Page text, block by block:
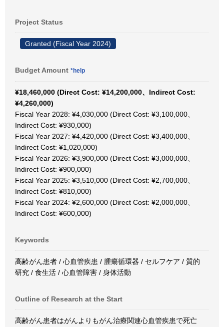
Project Status
Granted (Fiscal Year 2024)
Budget Amount *help
¥18,460,000 (Direct Cost: ¥14,200,000、Indirect Cost:
¥4,260,000)
Fiscal Year 2028: ¥4,030,000 (Direct Cost: ¥3,100,000、
Indirect Cost: ¥930,000)
Fiscal Year 2027: ¥4,420,000 (Direct Cost: ¥3,400,000、
Indirect Cost: ¥1,020,000)
Fiscal Year 2026: ¥3,900,000 (Direct Cost: ¥3,000,000、
Indirect Cost: ¥900,000)
Fiscal Year 2025: ¥3,510,000 (Direct Cost: ¥2,700,000、
Indirect Cost: ¥810,000)
Fiscal Year 2024: ¥2,600,000 (Direct Cost: ¥2,000,000、
Indirect Cost: ¥600,000)
Keywords
高齢がん患者 / 心血管疾患 / 腫瘍循環器 / セルフケア / 質的
研究 / 食生活 / 心血管障害 / 身体活動
Outline of Research at the Start
高齢がん患者はがんよりもがん治療関連心血管疾患で死亡